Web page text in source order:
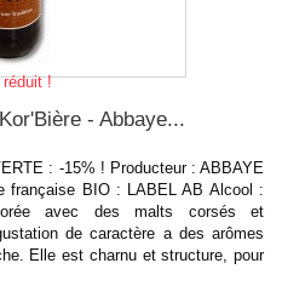
!
- Abbaye...
: -15% ! Producteur : ABBAYE
française BIO : LABEL AB Alcool :
avec des malts corsés et
de caractère a des arômes
Elle est charnu et structure, pour